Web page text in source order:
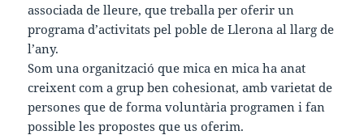
associada de lleure, que treballa per oferir un
programa d’activitats pel poble de Llerona al llarg de
l’any.
Som una organització que mica en mica ha anat
creixent com a grup ben cohesionat, amb varietat de
persones que de forma voluntària programen i fan
possible les propostes que us oferim.